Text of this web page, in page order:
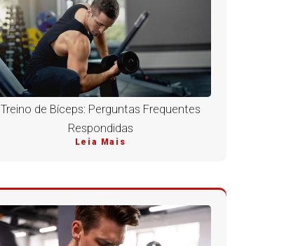
Treino de Bíceps: Perguntas Frequentes
Respondidas
Leia Mais